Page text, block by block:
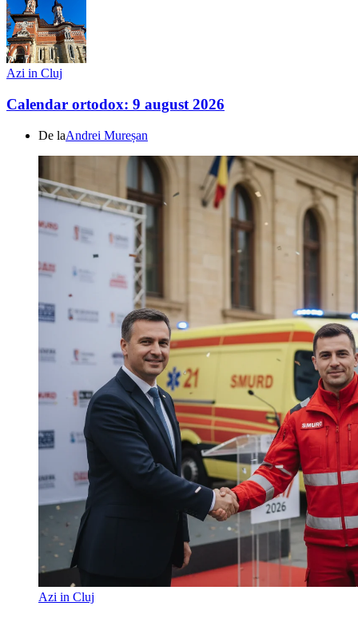
Azi in Cluj
Calendar ortodox: 9 august 2026
De laAndrei Mureșan
Azi in Cluj